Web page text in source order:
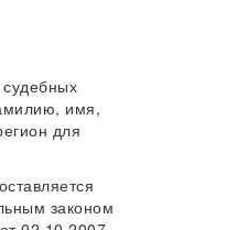
имя,
для
законом